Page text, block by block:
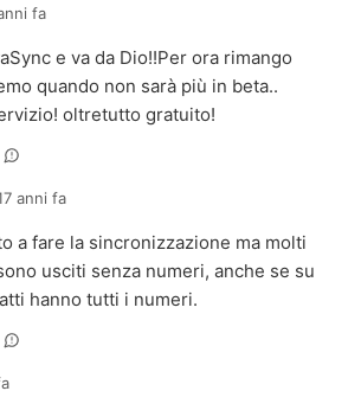
fa
e va da Dio!!Per ora rimango
quando non sarà più in beta..
oltretutto gratuito!
anni fa
a fare la sincronizzazione ma molti
usciti senza numeri, anche se su
hanno tutti i numeri.